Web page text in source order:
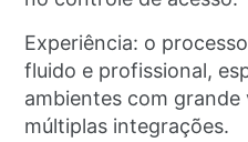
Experiência: o
fluido e profissional,
ambientes com grande
múltiplas integrações.